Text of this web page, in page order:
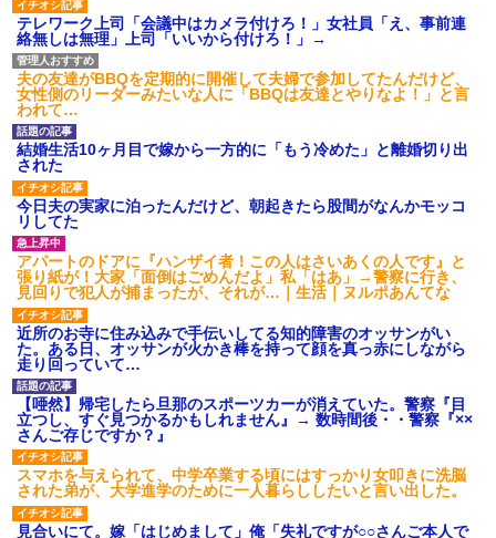
【GIF】JSのカンチョーワロ
タ
後続車にクラクションを鳴ら
され彼氏が逆切れ。「何クラク
ション鳴らしてんだ！降りてこ
いよ！」と怒鳴りだし...
【衝撃】報酬100万円超の治験
募集がこちらｗｗｗｗｗ(※画像
あり)
【ネット騒然】惨殺されたタ
ワマン頂き女子のこの動画、す
げえええええｗｗｗｗｗｗｗｗ
ｗｗｗ
【愕然】白のクラウン俺氏、
高速道路左車線を制限速度で走
った結果wwwwwwwwwwww
百年の恋12-899 食べた量を
張り合ってくる
【悲報】佐藤輝明・・・２軍
でも盛大にやらかす←あまり悲
しませないでくれ
テレワーク上司「会議中はカメラ付けろ！」女社員「え、事前連
絡無しは無理」上司「いいから付けろ！」→
夫の友達がBBQを定期的に開催して夫婦で参加してたんだけど、
女性側のリーダーみたいな人に「BBQは友達とやりなよ！」と言
われて…
結婚生活10ヶ月目で嫁から一方的に「もう冷めた」と離婚切り出
された
今日夫の実家に泊ったんだけど、朝起きたら股間がなんかモッコ
リしてた
アパートのドアに『ハンザイ者！この人はさいあくの人です』と
張り紙が！大家「面倒はごめんだよ」私「はあ」→警察に行き、
見回りで犯人が捕まったが、それが…｜生活｜ヌルポあんてな
近所のお寺に住み込みで手伝いしてる知的障害のオッサンがい
た。ある日、オッサンが火かき棒を持って顔を真っ赤にしながら
走り回っていて…
【唖然】帰宅したら旦那のスポーツカーが消えていた。警察『目
立つし、すぐ見つかるかもしれません』→ 数時間後・・警察『××
さんご存じですか？』
スマホを与えられて、中学卒業する頃にはすっかり女叩きに洗脳
された弟が、大学進学のために一人暮らししたいと言い出した。
見合いにて。嫁「はじめまして」俺「失礼ですが○○さんご本人で